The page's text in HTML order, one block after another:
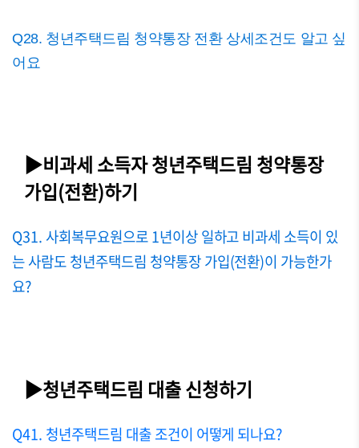
Q28. 청년주택드림 청약통장 전환 상세조건도 알고 싶
어요
▶비과세 소득자 청년주택드림 청약통장
가입(전환)하기
Q31. 사회복무요원으로 1년이상 일하고 비과세 소득이 있
는 사람도 청년주택드림 청약통장 가입(전환)이 가능한가
요?
▶청년주택드림 대출 신청하기
Q41. 청년주택드림 대출 조건이 어떻게 되나요?